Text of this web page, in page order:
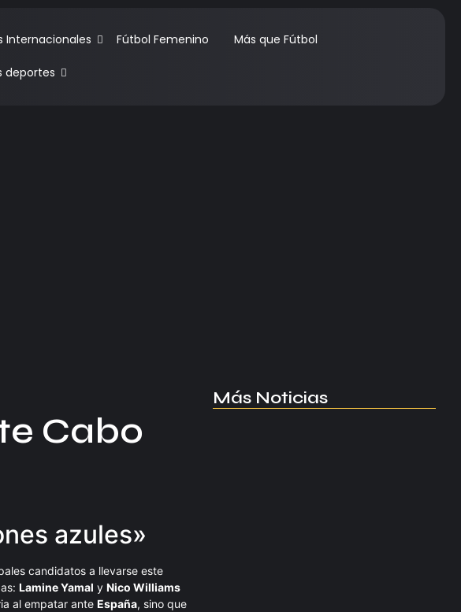
Internacionales Fútbol Femenino Más que Fútbol
deportes
Cabo
azules»
candidatos a llevarse este
Lamine Yamal y Nico Williams
al empatar ante España, sino que
Más Noticias